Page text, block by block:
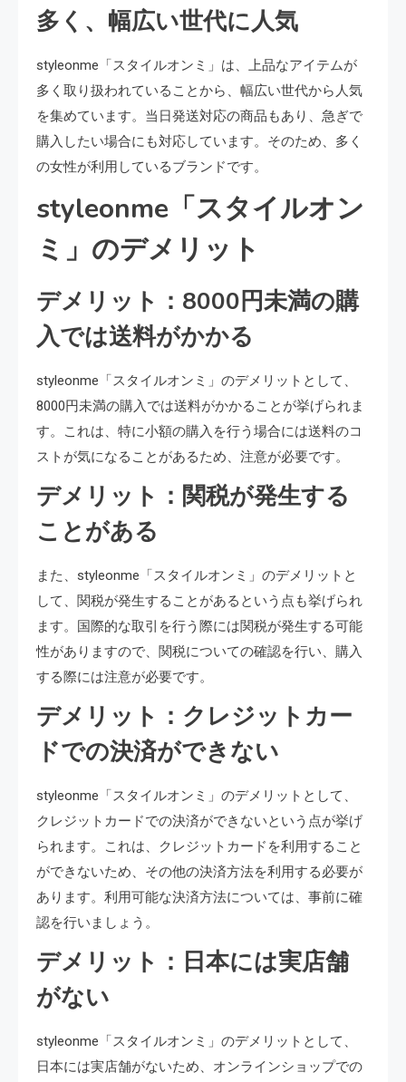
多く、幅広い世代に人気
styleonme「スタイルオンミ」は、上品なアイテムが
多く取り扱われていることから、幅広い世代から人気
を集めています。当日発送対応の商品もあり、急ぎで
購入したい場合にも対応しています。そのため、多く
の女性が利用しているブランドです。
styleonme「スタイルオン
ミ」のデメリット
デメリット：8000円未満の購
入では送料がかかる
styleonme「スタイルオンミ」のデメリットとして、
8000円未満の購入では送料がかかることが挙げられま
す。これは、特に小額の購入を行う場合には送料のコ
ストが気になることがあるため、注意が必要です。
デメリット：関税が発生する
ことがある
また、styleonme「スタイルオンミ」のデメリットと
して、関税が発生することがあるという点も挙げられ
ます。国際的な取引を行う際には関税が発生する可能
性がありますので、関税についての確認を行い、購入
する際には注意が必要です。
デメリット：クレジットカー
ドでの決済ができない
styleonme「スタイルオンミ」のデメリットとして、
クレジットカードでの決済ができないという点が挙げ
られます。これは、クレジットカードを利用すること
ができないため、その他の決済方法を利用する必要が
あります。利用可能な決済方法については、事前に確
認を行いましょう。
デメリット：日本には実店舗
がない
styleonme「スタイルオンミ」のデメリットとして、
日本には実店舗がないため、オンラインショップでの